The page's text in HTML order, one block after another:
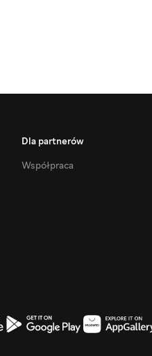
Dla partnerów
Współpraca